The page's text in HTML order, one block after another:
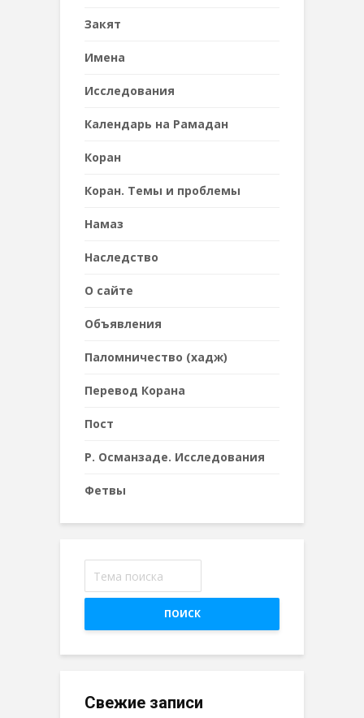
Закят
Имена
Исследования
Календарь на Рамадан
Коран
Коран. Темы и проблемы
Намаз
Наследствo
О сайте
Объявления
Паломничество (хадж)
Перевод Корана
Пост
Р. Османзаде. Исследования
Фетвы
ПОИСК
Свежие записи